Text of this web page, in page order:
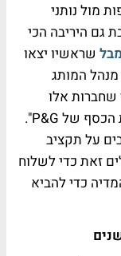
מול נותני
גם היריבה הכי
שראשיו יצאו
מנהל המותג
אלו
"צריכות 'לנקות את העסק' או שיאבדו את הכסף של P&G".
על תקציב
זאת כדי לשלוח
כדי להביא